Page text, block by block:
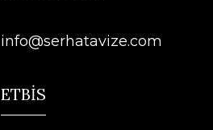
info@serhatavize.com
ETBİS